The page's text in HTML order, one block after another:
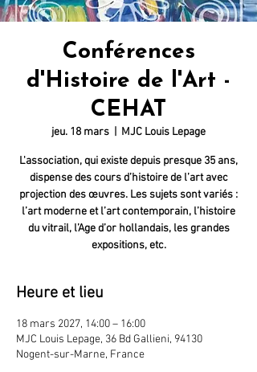
Conférences
d'Histoire de l'Art -
CEHAT
jeu. 18 mars MJC Louis Lepage
L'association, qui existe depuis presque 35 ans,
dispense des cours d’histoire de l’art avec
projection des œuvres. Les sujets sont variés :
l’art moderne et l’art contemporain, l’histoire
du vitrail, l’Age d’or hollandais, les grandes
expositions, etc.
Heure et lieu
18 mars 2027, 14:00 – 16:00
MJC Louis Lepage, 36 Bd Gallieni, 94130
Nogent-sur-Marne, France